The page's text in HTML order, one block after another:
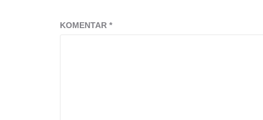
KOMENTAR *